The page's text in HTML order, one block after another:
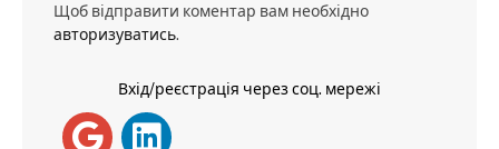
Щоб відправити коментар вам необхідно
авторизуватись.
Вхід/реєстрація через соц. мережі